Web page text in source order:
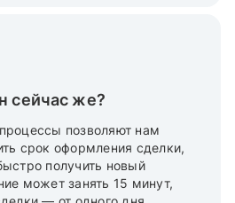
сейчас же?
позволяют нам
срок оформления сделки,
получить новый
может занять 15 минут,